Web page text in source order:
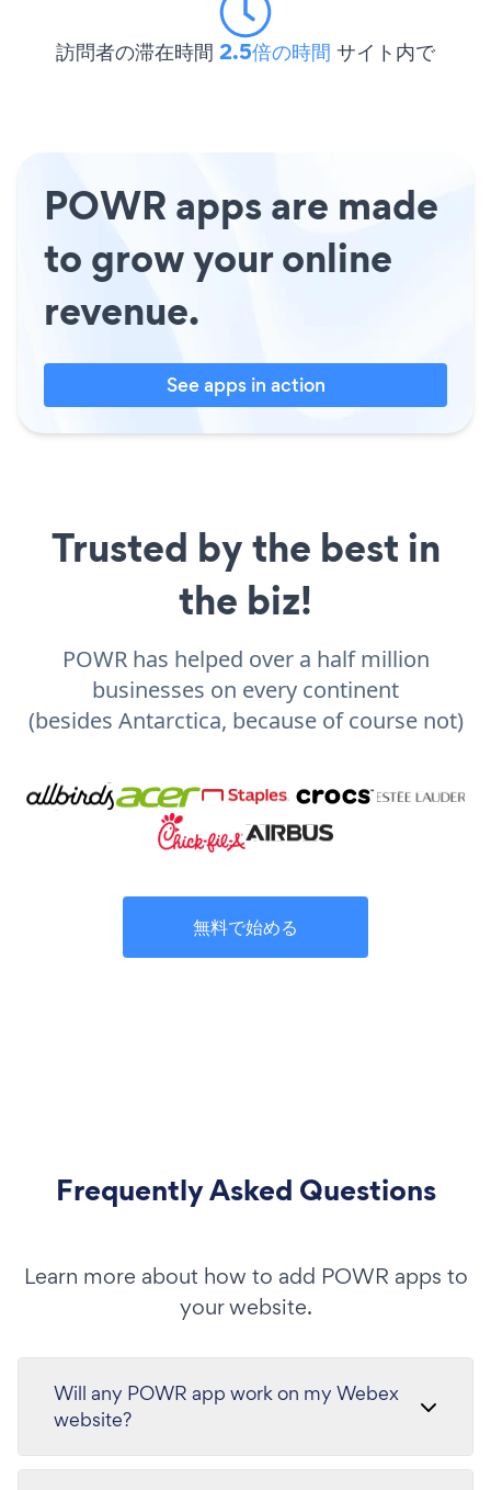
訪問者の滞在時間 2.5倍の時間 サイト内で
POWR apps are made
to grow your online
revenue.
See apps in action
Trusted by the best in
the biz!
POWR has helped over a half million
businesses on every continent
(besides Antarctica, because of course not)
無料で始める
Frequently Asked Questions
Learn more about how to add POWR apps to
your website.
Will any POWR app work on my Webex
website?